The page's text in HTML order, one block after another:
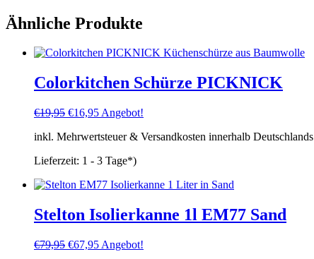
Ähnliche Produkte
Colorkitchen Schürze PICKNICK
€19,95 Ursprünglicher
war:
€16,95Aktueller
ist:
Angebot!
inkl. Mehrwertsteuer & Versandkosten innerhalb Deutschlands
Lieferzeit: 1 - 3 Tage*)
Stelton Isolierkanne 1l EM77 Sand
€79,95 Ursprünglicher
€67,95Aktueller
Angebot!